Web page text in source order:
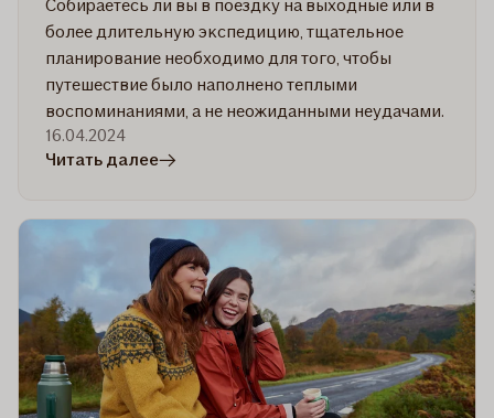
Собираетесь ли вы в поездку на выходные или в
более длительную экспедицию, тщательное
планирование необходимо для того, чтобы
путешествие было наполнено теплыми
воспоминаниями, а не неожиданными неудачами.
16.04.2024
Читать далеев
спланировать
гладкую
поездку
на
машине:
9
важных